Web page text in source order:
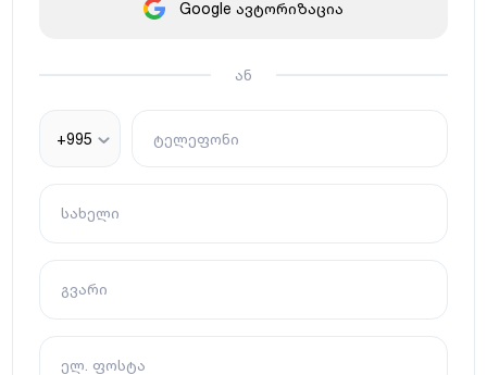
Google ავტორიზაცია
ან
+995 ტელეფონი
სახელი
გვარი
ელ. ფოსტა